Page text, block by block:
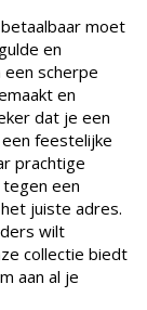
moet
en
scherpe
en
dat je een
feestelijke
prachtige
een
juiste adres.
wilt
collectie biedt
aan al je